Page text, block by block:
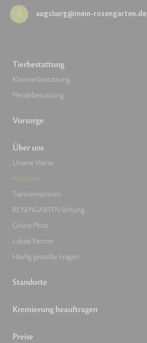
augsburg@mein-rosengarten.de
Tierbestattung
Kleintierbestattung
Pferdebestattung
Vorsorge
Über uns
Unsere Werte
Aktuelles
Tierkrematorien
ROSENGARTEN-Stiftung
Grüne Pfote
Lokale Partner
Häufig gestellte Fragen
Standorte
Kremierung beauftragen
Preise